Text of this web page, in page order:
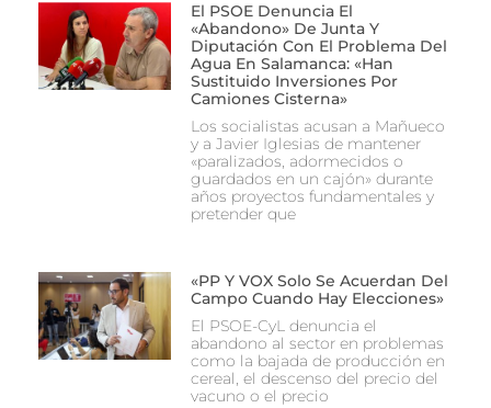
El PSOE Denuncia El
«abandono» De Junta Y
Diputación Con El Problema Del
Agua En Salamanca: «Han
Sustituido Inversiones Por
Camiones Cisterna»
Los socialistas acusan a Mañueco
y a Javier Iglesias de mantener
«paralizados, adormecidos o
guardados en un cajón» durante
años proyectos fundamentales y
pretender que
«PP Y VOX Solo Se Acuerdan Del
Campo Cuando Hay Elecciones»
El PSOE-CyL denuncia el
abandono al sector en problemas
como la bajada de producción en
cereal, el descenso del precio del
vacuno o el precio